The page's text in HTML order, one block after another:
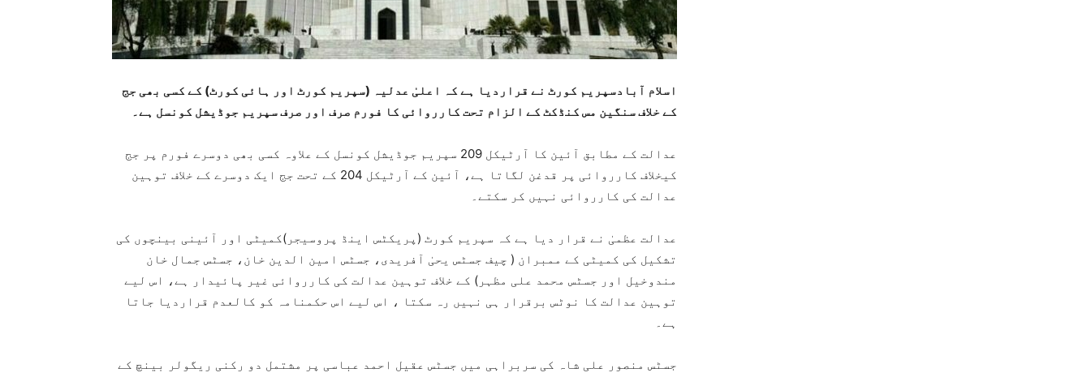
اسلام آبادسپریم کورٹ نے قراردیا ہے کہ اعلیٰ عدلیہ (سپریم کورٹ اور ہائی کورٹ) کے کسی بھی جج
کے خلاف سنگین مس کنڈکٹ کے الزام تحت کارروائی کا فورم صرف اور صرف سپریم جوڈیشل کونسل ہے۔
عدالت کے مطابق آئین کا آرٹیکل 209 سپریم جوڈیشل کونسل کے علاوہ کسی بھی دوسرے فورم پر جج
کیخلاف کارروائی پر قدغن لگاتا ہے، آئین کے آرٹیکل 204 کے تحت جج ایک دوسرے کے خلاف توہین
عدالت کی کارروائی نہیں کر سکتے۔
عدالت عظمیٰ نے قرار دیا ہے کہ سپریم کورٹ (پریکٹس اینڈ پروسیجر)کمیٹی اور آئینی بینچوں کی
تشکیل کی کمیٹی کے ممبران ( چیف جسٹس یحیٰ آفریدی، جسٹس امین الدین خان، جسٹس جمال خان
مندوخیل اور جسٹس محمد علی مظہر) کے خلاف توہین عدالت کی کارروائی غیر پائیدار ہے، اس لیے
توہین عدالت کا نوٹس برقرار ہی نہیں رہ سکتا ، اس لیے اس حکمنامہ کو کالعدم قراردیا جاتا
ہے۔
جسٹس منصور علی شاہ کی سربراہی میں جسٹس عقیل احمد عباسی پر مشتمل دو رکنی ریگولر بینچ کے